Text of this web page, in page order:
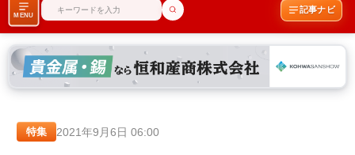
MENU
記事ナビ
特集 2021年9月6日 06:00